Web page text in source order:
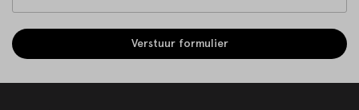
Verstuur formulier